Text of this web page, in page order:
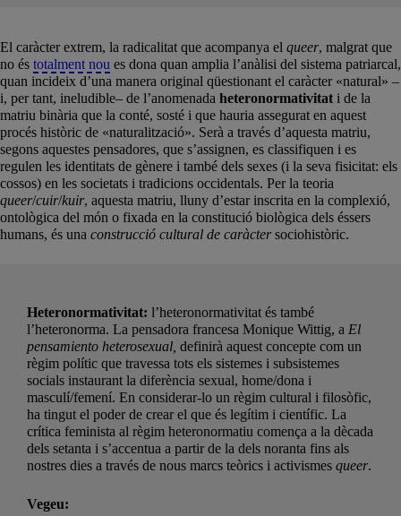
El caràcter extrem, la radicalitat que acompanya el queer, malgrat que
no és totalment nou es dona quan amplia l’anàlisi del sistema patriarcal,
quan incideix d’una manera original qüestionant el caràcter «natural» –
i, per tant, ineludible– de l’anomenada heteronormativitat i de la
matriu binària que la conté, sosté i que hauria assegurat en aquest
procés històric de «naturalització». Serà a través d’aquesta matriu,
segons aquestes pensadores, que s’assignen, es classifiquen i es
regulen les identitats de gènere i també dels sexes (i la seva fisicitat: els
cossos) en les societats i tradicions occidentals. Per la teoria
queer/cuir/kuir, aquesta matriu, lluny d’estar inscrita en la complexió,
ontològica del món o fixada en la constitució biològica dels éssers
humans, és una construcció cultural de caràctersociohistòric.
Heteronormativitat: l’heteronormativitat és també
l’heteronorma. La pensadora francesa Monique Wittig, a El
pensamiento heterosexual, definirà aquest concepte com un
règim polític que travessa tots els sistemes i subsistemes
socials instaurant la diferència sexual, home/dona i
masculí/femení. En considerar-lo un règim cultural i filosòfic,
ha tingut el poder de crear el que és legítim i científic. La
crítica feminista al règim heteronormatiu comença a la dècada
dels setanta i s’accentua a partir de la dels noranta fins als
nostres dies a través de nous marcs teòrics i activismes queer.
Vegeu: